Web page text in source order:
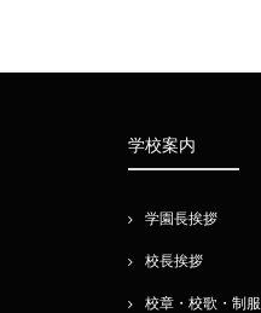
学校案内
学園長挨拶
校長挨拶
校章・校歌・制服